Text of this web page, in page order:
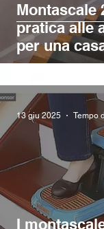
Montascale
pratica alle
per una
barriere per
disabili
I
13 giu 2025 Tempo